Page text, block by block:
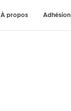
À propos Adhésion